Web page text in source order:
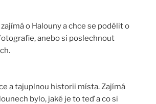
o Halouny a chce se podělit o
anebo si poslechnout
a tajuplnou historii místa. Zajímá
bylo, jaké je to teď a co si